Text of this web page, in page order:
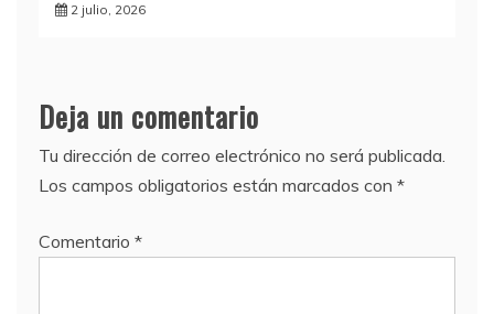
2 julio, 2026
Deja un comentario
Tu dirección de correo electrónico no será publicada.
Los campos obligatorios están marcados con *
Comentario *